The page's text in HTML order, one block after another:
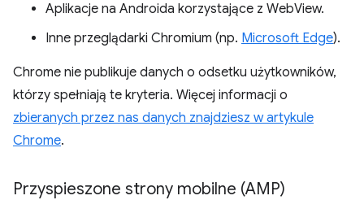
Aplikacje na Androida korzystające z WebView.
Inne przeglądarki Chromium (np. Microsoft Edge).
Chrome nie publikuje danych o odsetku użytkowników,
którzy spełniają te kryteria. Więcej informacji o
zbieranych przez nas danych znajdziesz w artykule
Chrome.
Przyspieszone strony mobilne (AMP)